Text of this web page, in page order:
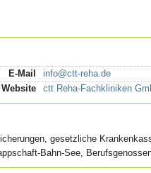
E-Mail
info@ctt-reha.de
Website
ctt Reha-Fachkliniken
gesetzliche
Bahn-See,